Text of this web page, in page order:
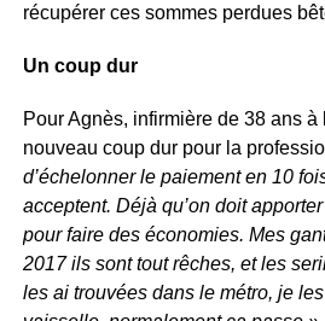
récupérer ces sommes perdues
Un coup dur
Pour Agnès, infirmière de 38 ans à
nouveau coup dur pour la
d’échelonner le paiement en 10
acceptent. Déjà qu’on doit
pour faire des économies. Mes
2017 ils sont tout rêches, et les
les ai trouvées dans le métro, je